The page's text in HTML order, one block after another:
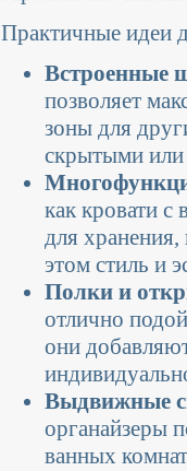
Практичные идеи
позволяет
зоны для
скрытыми или
как кровати
для
этом стиль и
Полки и
отлично
они
Выдвижные
органайзеры
ванных